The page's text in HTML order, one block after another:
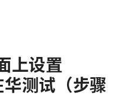
上设置
测试（步骤